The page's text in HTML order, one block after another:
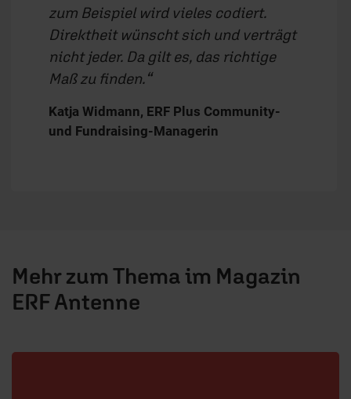
zum Beispiel wird vieles codiert.
Direktheit wünscht sich und verträgt
nicht jeder. Da gilt es, das richtige
Maß zu finden.
Katja Widmann, ERF Plus Community-
und Fundraising-Managerin
Mehr zum Thema im Magazin
ERF Antenne